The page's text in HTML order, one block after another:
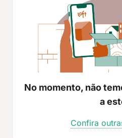
No momento, não
a
Confira